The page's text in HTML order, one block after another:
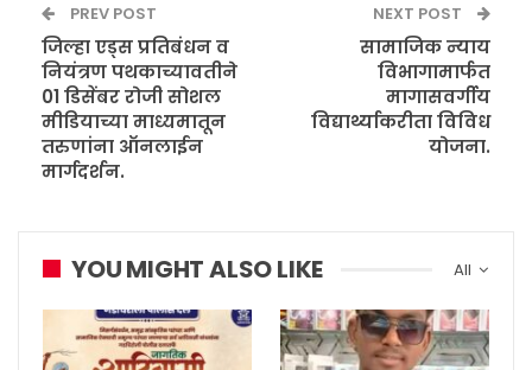
PREV POST
जिल्हा एड्स प्रतिबंधन व
नियंत्रण पथकाच्यावतीने
01 डिसेंबर रोजी सोशल
मीडियाच्या माध्यमातून
तरुणांना ऑनलाईन
मार्गदर्शन.
NEXT POST
सामाजिक न्याय
विभागामार्फत
मागासवर्गीय
विद्यार्थ्याकरीता विविध
योजना.
All
YOU MIGHT ALSO LIKE